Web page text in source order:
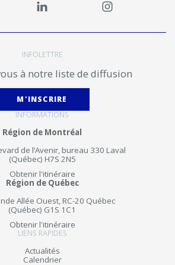
INFOLETTRE
à notre liste de diffusion
M'INSCRIRE
INFORMATIONS
Région de Montréal
de l’Avenir, bureau 330 Laval
(Québec) H7S 2N5
Obtenir l'itinéraire
Région de Québec
Allée Ouest, RC-20 Québec
(Québec) G1S 1C1
Obtenir l'itinéraire
LIENS RAPIDES
Actualités
Calendrier